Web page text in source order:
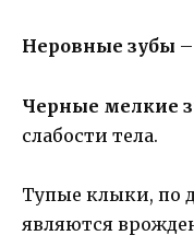
Неровные зубы
Черные мелкие
слабости тела.
Тупые клыки, по
являются